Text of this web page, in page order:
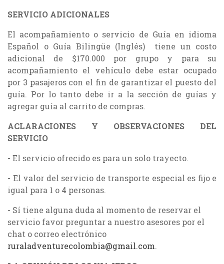
SERVICIO ADICIONALES
El acompañamiento o servicio de Guía en idioma
Español o Guía Bilingüe (Inglés) tiene un costo
adicional de $170.000 por grupo y para su
acompañamiento el vehículo debe estar ocupado
por 3 pasajeros con el fin de garantizar el puesto del
guía. Por lo tanto debe ir a la sección de guías y
agregar guía al carrito de compras.
ACLARACIONES Y OBSERVACIONES DEL
SERVICIO
- El servicio ofrecido es para un solo trayecto.
- El valor del servicio de transporte especial es fijo e
igual para 1 o 4 personas.
- Sí tiene alguna duda al momento de reservar el
servicio favor preguntar a nuestro asesores por el
chat o correo electrónico
ruraladventurecolombia@gmail.com.